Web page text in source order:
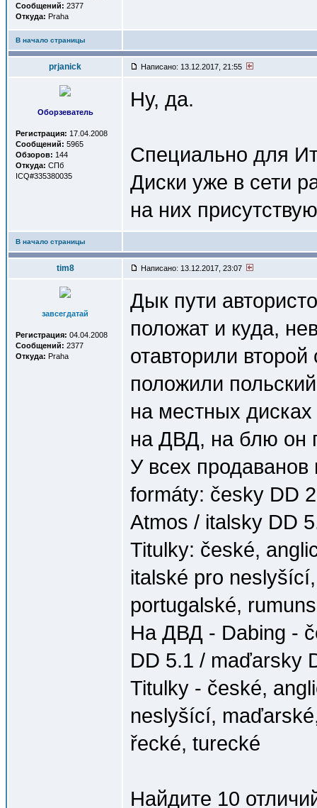
Сообщений: 2377
Откуда: Praha
В начало страницы
prjanick Написано: 13.12.2017, 21:55
Оборзеватель
Регистрация: 17.04.2008
Сообщений: 5965
Обзоров: 144
Откуда: СПб
ICQ#335380035
Ну, да.
Специально для
Диски уже в сети
на них
В начало страницы
tim8 Написано: 13.12.2017, 23:07
завсегдатай
Регистрация: 04.04.2008
Сообщений: 2377
Откуда: Praha
Дык пути
положат и куда,
отавторили
положили
на местных
на ДВД, на блю он
У всех
formáty: česky DD
Atmos / italsky DD
Titulky: české,
italské pro
portugalské,
На ДВД - Dabing -
DD 5.1 / maďarsky
Titulky - české,
neslyšící,
řecké, turecké
Найдите 10